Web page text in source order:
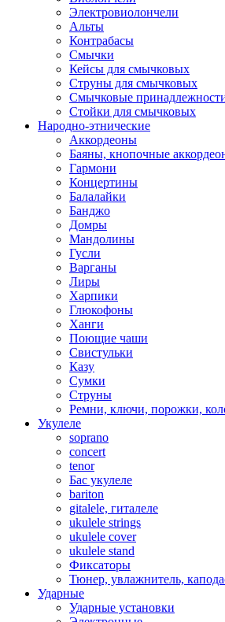
Электровиолончели
Альты
Контрабасы
Смычки
Кейсы для смычковых
Струны для смычковых
Смычковые
Стойки для смычковых
Народно-этнические
Аккордеоны
Баяны, кнопочные
Гармони
Концертины
Балалайки
Банджо
Домры
Мандолины
Гусли
Варганы
Лиры
Харпики
Глюкофоны
Ханги
Поющие чаши
Свистульки
Казу
Сумки
Струны
Ремни, ключи, порожки,
Укулеле
soprano
concert
tenor
Бас укулеле
bariton
gitalele, гиталеле
ukulele strings
ukulele cover
ukulele stand
Фиксаторы
Тюнер, увлажнитель,
Ударные
Ударные установки